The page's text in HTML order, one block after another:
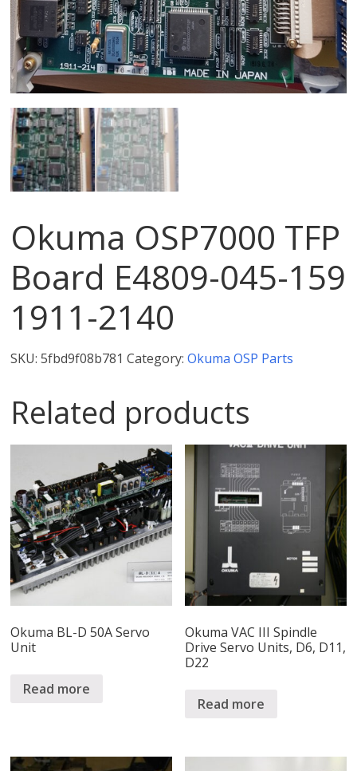
Okuma OSP7000 TFP
Board E4809-045-159
1911-2140
SKU:5fbd9f08b781 Category:Okuma OSP Parts
Related products
Okuma BL-D 50A Servo
Unit
Read more
Okuma VAC III Spindle
Drive Servo Units, D6, D11,
D22
Read more